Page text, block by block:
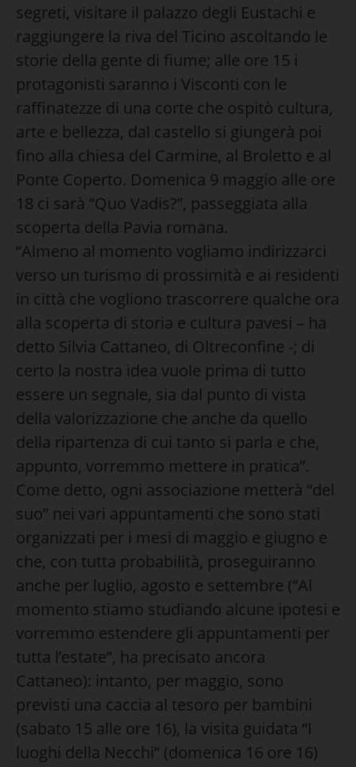
segreti, visitare il palazzo degli Eustachi e
raggiungere la riva del Ticino ascoltando le
storie della gente di fiume; alle ore 15 i
protagonisti saranno i Visconti con le
raffinatezze di una corte che ospitò cultura,
arte e bellezza, dal castello si giungerà poi
fino alla chiesa del Carmine, al Broletto e al
Ponte Coperto. Domenica 9 maggio alle ore
18 ci sarà “Quo Vadis?”, passeggiata alla
scoperta della Pavia romana.
“Almeno al momento vogliamo indirizzarci
verso un turismo di prossimità e ai residenti
in città che vogliono trascorrere qualche ora
alla scoperta di storia e cultura pavesi – ha
detto Silvia Cattaneo, di Oltreconfine -; di
certo la nostra idea vuole prima di tutto
essere un segnale, sia dal punto di vista
della valorizzazione che anche da quello
della ripartenza di cui tanto si parla e che,
appunto, vorremmo mettere in pratica”.
Come detto, ogni associazione metterà “del
suo” nei vari appuntamenti che sono stati
organizzati per i mesi di maggio e giugno e
che, con tutta probabilità, proseguiranno
anche per luglio, agosto e settembre (“Al
momento stiamo studiando alcune ipotesi e
vorremmo estendere gli appuntamenti per
tutta l’estate”, ha precisato ancora
Cattaneo): intanto, per maggio, sono
previsti una caccia al tesoro per bambini
(sabato 15 alle ore 16), la visita guidata “I
luoghi della Necchi” (domenica 16 ore 16)